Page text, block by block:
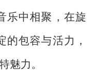
乐中相聚，在旋
的包容与活力，
魅力。